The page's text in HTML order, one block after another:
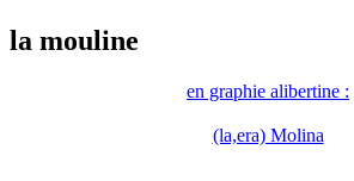
la mouline
en graphie alibertine :
(la,era) Molina